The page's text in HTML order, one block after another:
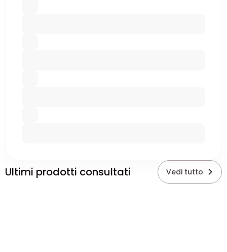
Ultimi prodotti consultati Vedi tutto